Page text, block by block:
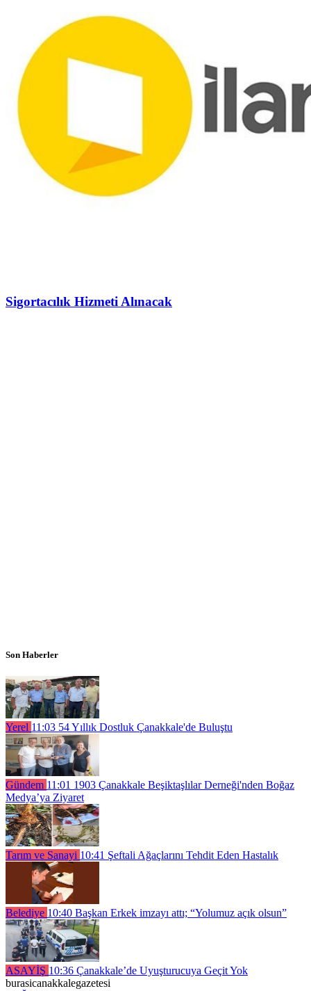
Sigortacılık Hizmeti Alınacak
Son Haberler
Yerel 11:03 54 Yıllık Dostluk Çanakkale'de Buluştu
Gündem 11:01 1903 Çanakkale Beşiktaşlılar Derneği'nden Boğaz
Medya’ya Ziyaret
Tarım ve Sanayi 10:41 Şeftali Ağaçlarını Tehdit Eden Hastalık
Belediye 10:40 Başkan Erkek imzayı attı; “Yolumuz açık olsun”
ASAYİŞ 10:36 Çanakkale’de Uyuşturucuya Geçit Yok
burasicanakkalegazetesi